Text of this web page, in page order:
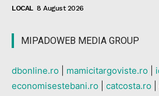
LOCAL 8 August 2026
MIPADOWEB MEDIA GROUP
dbonline.ro mamicitargoviste.ro
economisestebani.ro
catcosta.ro